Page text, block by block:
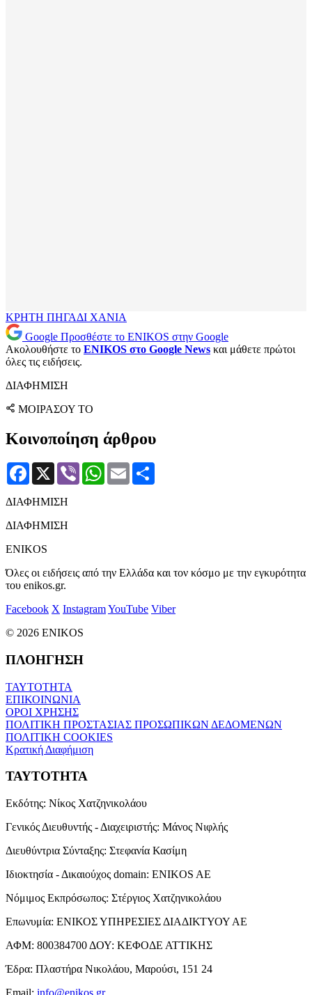
ΚΡΗΤΗ ΠΗΓΑΔΙ ΧΑΝΙΑ
Google Προσθέστε το ENIKOS στην Google
Ακολουθήστε το ENIKOS στο Google News και μάθετε πρώτοι
όλες τις ειδήσεις.
ΔΙΑΦΗΜΙΣΗ
ΜΟΙΡΑΣΟΥ ΤΟ
Κοινοποίηση άρθρου
Facebook
X Viber WhatsApp
Email
ΔΙΑΦΗΜΙΣΗ
ΔΙΑΦΗΜΙΣΗ
ENIKOS
Όλες οι ειδήσεις από την Ελλάδα και τον κόσμο με την εγκυρότητα
του enikos.gr.
Facebook X InstagramYouTube Viber
© 2026 ENIKOS
ΠΛΟΗΓΗΣΗ
ΤΑΥΤΟΤΗΤΑ
ΕΠΙΚΟΙΝΩΝΙΑ
ΟΡΟΙ ΧΡΗΣΗΣ
ΠΟΛΙΤΙΚΗ ΠΡΟΣΤΑΣΙΑΣ ΠΡΟΣΩΠΙΚΩΝ ΔΕΔΟΜΕΝΩΝ
ΠΟΛΙΤΙΚΗ COOKIES
Κρατική Διαφήμιση
ΤΑΥΤΟΤΗΤΑ
Εκδότης: Νίκος Χατζηνικολάου
Γενικός Διευθυντής - Διαχειριστής: Μάνος Νιφλής
Διευθύντρια Σύνταξης: Στεφανία Κασίμη
Ιδιοκτησία - Δικαιούχος domain: ENIKOS AE
Νόμιμος Εκπρόσωπος: Στέργιος Χατζηνικολάου
Επωνυμία: ΕΝΙΚΟΣ ΥΠΗΡΕΣΙΕΣ ΔΙΑΔΙΚΤΥΟΥ ΑΕ
ΑΦΜ: 800384700 ΔΟΥ: ΚΕΦΟΔΕ ΑΤΤΙΚΗΣ
Έδρα: Πλαστήρα Νικολάου, Μαρούσι, 151 24
Email: info@enikos.gr